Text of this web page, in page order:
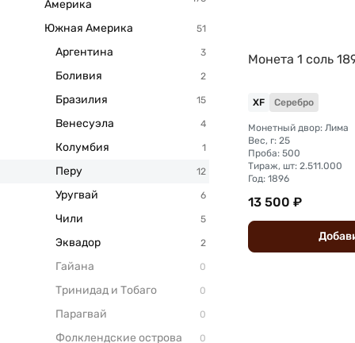
Америка
Южная Америка
Аргентина
Боливия
Бразилия
Венесуэла
Колумбия
Перу
Уругвай
Чили
Эквадор
Гайана
Тринидад и Тобаго
Парагвай
Фолклендские острова
Монета 1 соль
XF Серебро
Монетный двор: Лима
Вес, г: 25
Проба: 500
Тираж, шт: 2.511.000
Год: 1896
13 500 ₽